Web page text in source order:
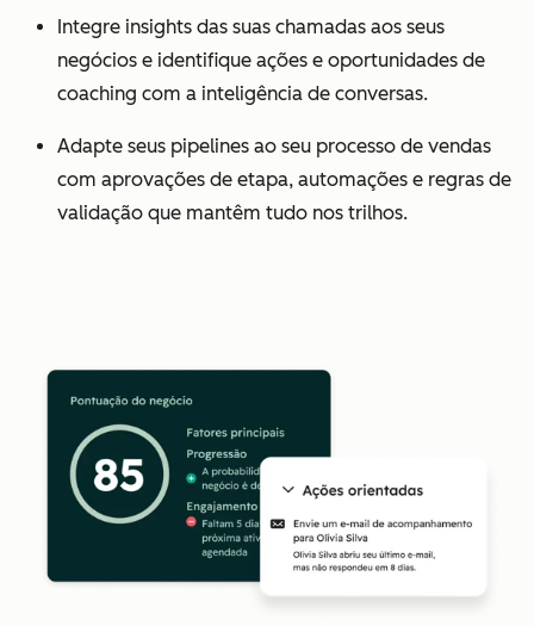
Integre insights das suas chamadas aos seus
negócios e identifique ações e oportunidades de
coaching com a inteligência de conversas.
Adapte seus pipelines ao seu processo de vendas
com aprovações de etapa, automações e regras de
validação que mantêm tudo nos trilhos.